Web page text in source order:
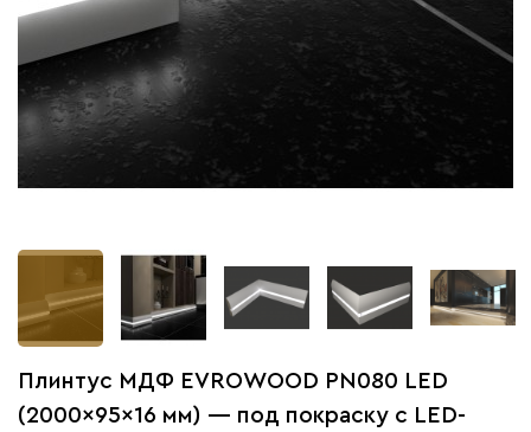
Плинтус МДФ EVROWOOD PN080 LED
(2000×95×16 мм) — под покраску с LED-